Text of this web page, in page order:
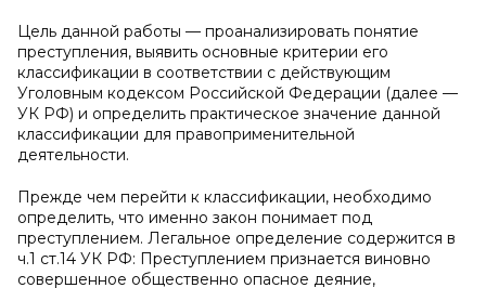
Цель данной работы — проанализировать понятие
преступления, выявить основные критерии его
классификации в соответствии с действующим
Уголовным кодексом Российской Федерации (далее —
УК РФ) и определить практическое значение данной
классификации для правоприменительной
деятельности.
Прежде чем перейти к классификации, необходимо
определить, что именно закон понимает под
преступлением. Легальное определение содержится в
ч.1 ст.14 УК РФ: Преступлением признается виновно
совершенное общественно опасное деяние,